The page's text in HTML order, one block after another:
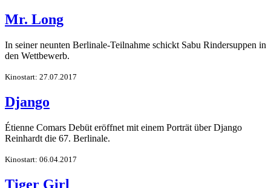
Mr. Long
In seiner neunten Berlinale-Teilnahme schickt Sabu Rindersuppen in
den Wettbewerb.
Kinostart: 27.07.2017
Django
Étienne Comars Debüt eröffnet mit einem Porträt über Django
Reinhardt die 67. Berlinale.
Kinostart: 06.04.2017
Tiger Girl